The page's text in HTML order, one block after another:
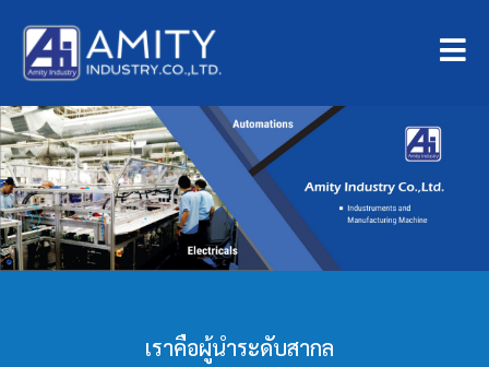
เราคือผู้นำระดับสากล